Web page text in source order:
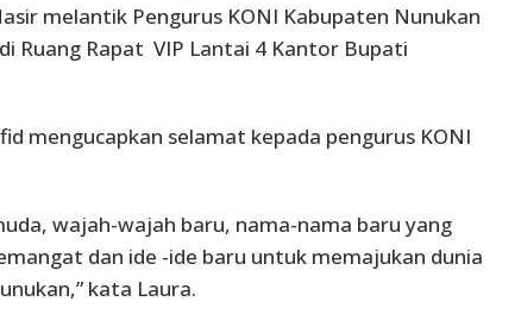
melantik Pengurus KONI Kabupaten Nunukan
Ruang Rapat VIP Lantai 4 Kantor Bupati
mengucapkan selamat kepada pengurus KONI
wajah-wajah baru, nama-nama baru yang
dan ide -ide baru untuk memajukan dunia
kata Laura.